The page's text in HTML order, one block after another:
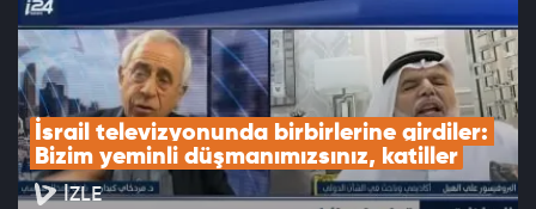
İsrail televizyonunda birbirlerine girdiler:
Bizim yeminli düşmanımızsınız, katiller
İZLE